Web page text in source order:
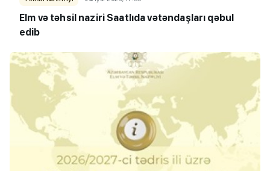
Elm və təhsil naziri Saatlıda vətəndaşları qəbul
edib